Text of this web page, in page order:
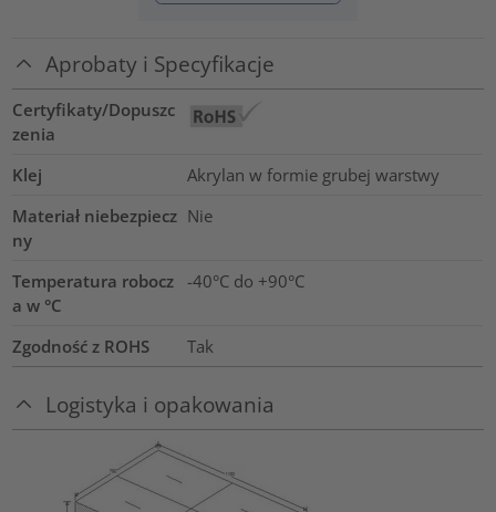
Aprobaty i Specyfikacje
Certyfikaty/Dopuszc
zenia
Klej
Akrylan w formie grubej warstwy
Materiał niebezpiecz
ny
Nie
Temperatura robocz
a w °C
-40°C do +90°C
Zgodność z ROHS Tak
Logistyka i opakowania